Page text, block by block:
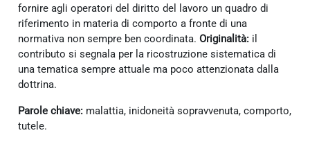
fornire agli operatori del diritto del lavoro un quadro di
riferimento in materia di comporto a fronte di una
normativa non sempre ben coordinata. Originalità: il
contributo si segnala per la ricostruzione sistematica di
una tematica sempre attuale ma poco attenzionata dalla
dottrina.
Parole chiave: malattia, inidoneità sopravvenuta, comporto,
tutele.